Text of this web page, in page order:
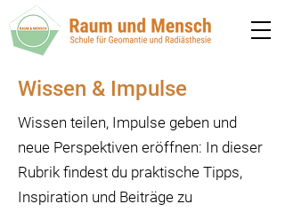
Wissen & Impulse
Wissen teilen, Impulse geben und
neue Perspektiven eröffnen: In dieser
Rubrik findest du praktische Tipps,
Inspiration und Beiträge zu